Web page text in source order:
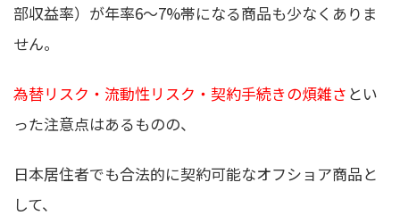
部収益率）が年率6〜7%帯になる商品も少なくありま
せん。
為替リスク・流動性リスク・契約手続きの煩雑さ とい
った注意点はあるものの、
日本居住者でも合法的に契約可能なオフショア商品と
して、